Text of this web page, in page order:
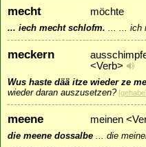
mecht möchte
... iech mecht schlofm. ...
meckern
<Verb>
Wus haste dää itze wieder ze
wieder daran auszusetzen?[gehabe]
meene meinen
die meene dossalbe die